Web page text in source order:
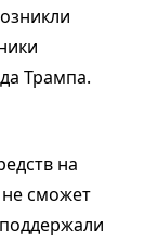
Трампа.
на
сможет